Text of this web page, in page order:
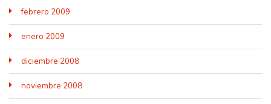
febrero 2009
enero 2009
diciembre 2008
noviembre 2008